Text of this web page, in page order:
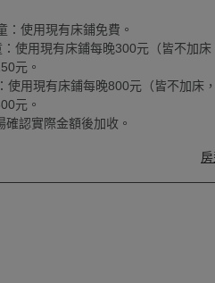
：使用現有床鋪免費。
使用現有床鋪每晚300元（皆不加床
元。
使用現有床鋪每晚800元（皆不加床
元。
認實際金額後加收。